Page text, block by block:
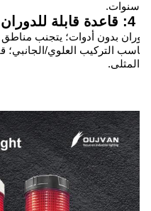
سنوات.
دوران بدون أدوات؛ يتجنب مناطق
يناسب التركيب العلوي/الجانبي؛
المثلى.